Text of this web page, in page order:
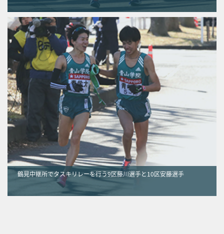
鶴見中継所でタスキリレーを行う9区藤川選手と10区安藤選手